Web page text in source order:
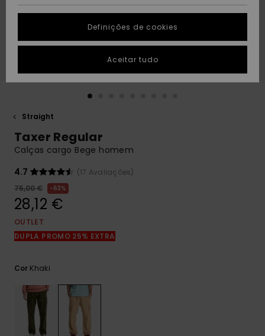
Coleções
Highlights
Guia de
tamanhos
conversa para
obteres a
resposta mais
conversa
respostas
para as
formulário de
contacto.
PRESENTE
DESEJO
Straight
Taxer Regular
Calças cargo Bege homem
4.7
(17 Avaliações)
75,00 €
63%
28,12 €
OUTLET
DUPLA PROMO 25% EXTRA
Cor Khaki
Definições de cookies
Aceitar tudo